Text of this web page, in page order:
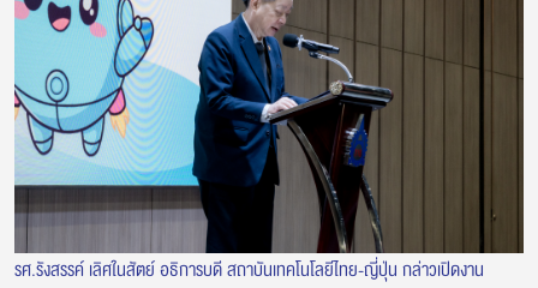
ระดับนานาชาติอย่างมั่นใจ
รศ.รังสรรค์ เลิศในสัตย์ อธิการบดี สถาบันเทคโนโลยีไทย-ญี่ปุ่น กล่าวเปิดงาน